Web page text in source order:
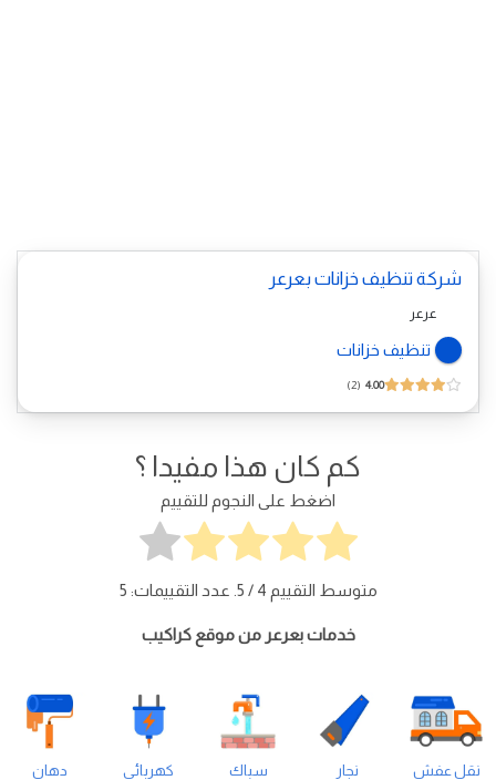
شركة تنظيف خزانات بعرعر
عرعر
تنظيف خزانات
4.00
2
كم كان هذا مفيدا ؟
اضغط على النجوم للتقييم
متوسط التقييم 4 / 5. عدد التقييمات: 5
خدمات بعرعر من موقع كراكيب
نقل عفش نجار سباك كهربائي دهان